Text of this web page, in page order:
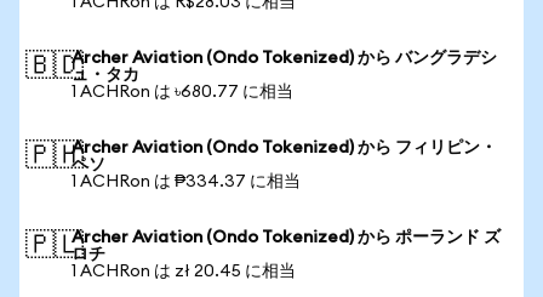
🇧🇩Archer Aviation (Ondo Tokenized) から バングラデシ
ュ・タカ
1 ACHRon は ৳680.77 に相当
🇵🇭Archer Aviation (Ondo Tokenized) から フィリピン・
ペソ
1 ACHRon は ₱334.37 に相当
🇵🇱Archer Aviation (Ondo Tokenized) から ポーランド ズ
ロチ
1 ACHRon は zł 20.45 に相当